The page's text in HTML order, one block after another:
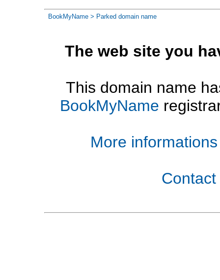
BookMyName > Parked domain name
The web site you
This domain name
BookMyName
More